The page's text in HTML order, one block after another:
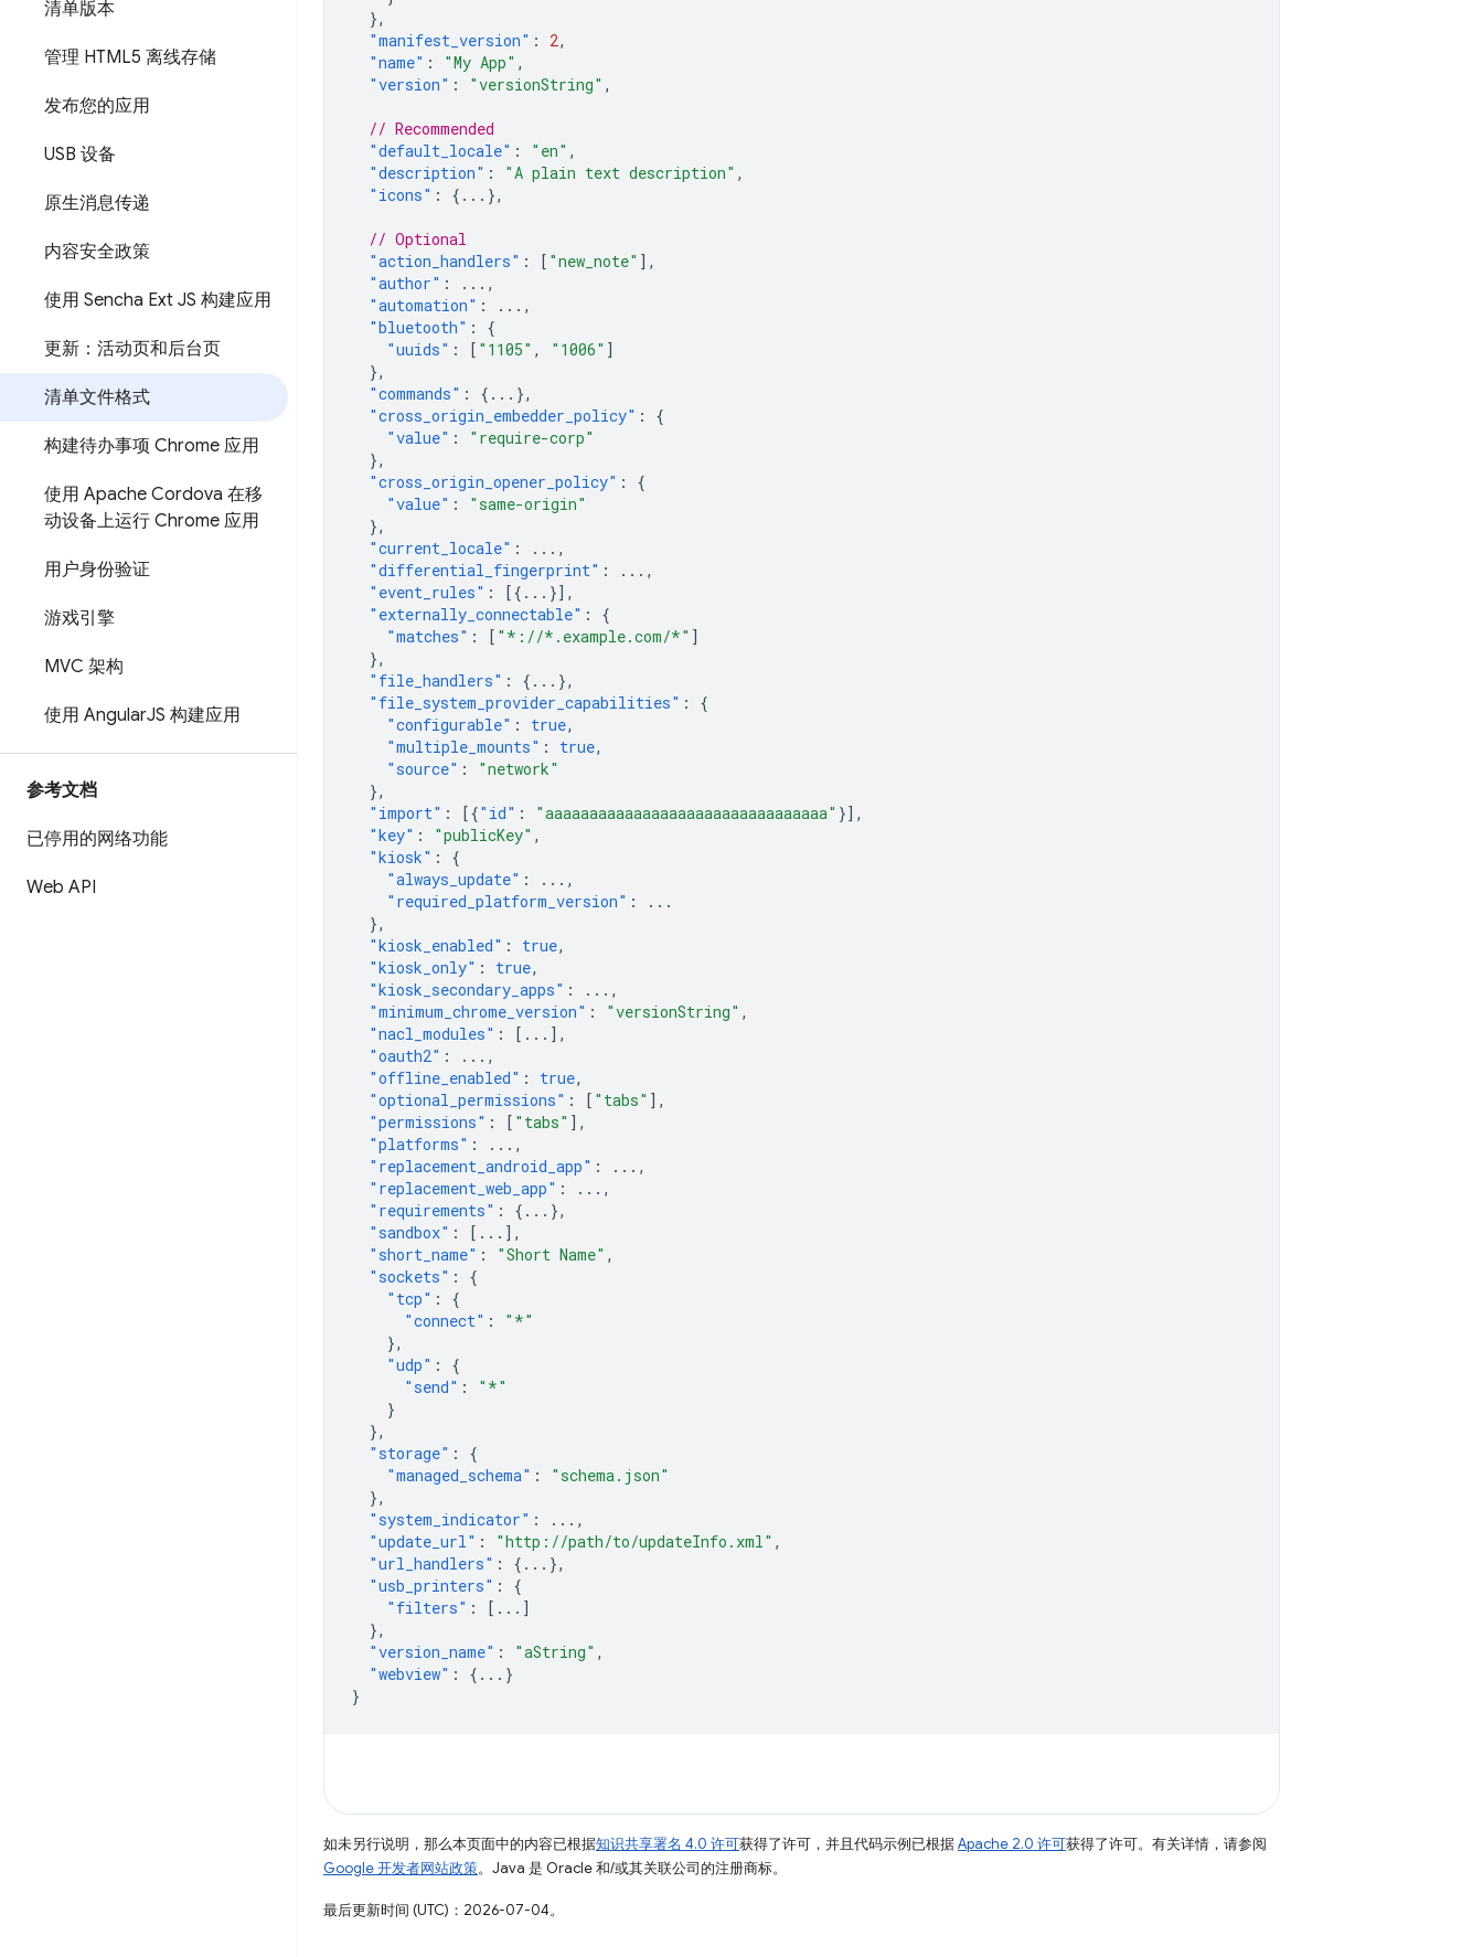
清单版本
管理 HTML5 离线存储
发布您的应用
USB 设备
原生消息传递
内容安全政策
使用 Sencha Ext JS 构建应用
更新：活动页和后台页
清单文件格式
构建待办事项 Chrome 应用
使用 Apache Cordova 在移
动设备上运行 Chrome 应用
用户身份验证
游戏引擎
MVC 架构
使用 AngularJS 构建应用
参考文档
已停用的网络功能
Web API
},
"manifest_version" : 2,
"name" : "My App" ,
"version" : "versionString" ,
// Recommended
"default_locale" : "en" ,
"description" : "A plain text description" ,
"icons" : { ... },
// Optional
"action_handlers" : [ "new_note" ],
"author" : ... ,
"automation" : ... ,
"bluetooth" :
{
"uuids" : [ "1105" , "1006" ]
},
"commands" : { ... },
"cross_origin_embedder_policy" :
{
"value" :
"require-corp"
},
"cross_origin_opener_policy" :
{
"value" :
"same-origin"
},
"current_locale" : ... ,
"differential_fingerprint" : ... ,
"event_rules" : [{ ... }],
"externally_connectable" :
{
"matches" : [ "*://*.example.com/*" ]
},
"file_handlers" : { ... },
"file_system_provider_capabilities" :
{
"configurable" : true,
"multiple_mounts" : true,
"source" :
"network"
},
"import" : [{"id" : "aaaaaaaaaaaaaaaaaaaaaaaaaaaaaaaa" }],
"key" : "publicKey" ,
"kiosk" :
{
"always_update" : ... ,
"required_platform_version" :
...
},
"kiosk_enabled" : true,
"kiosk_only" : true,
"kiosk_secondary_apps" : ... ,
"minimum_chrome_version" : "versionString" ,
"nacl_modules" : [ ... ],
"oauth2" : ... ,
"offline_enabled" : true,
"optional_permissions" : [ "tabs" ],
"permissions" : [ "tabs" ],
"platforms" : ... ,
"replacement_android_app" : ... ,
"replacement_web_app" : ... ,
"requirements" : { ... },
"sandbox" : [ ... ],
"short_name" : "Short Name" ,
"sockets" :
{
"tcp" :
{
"connect" :
"*"
},
"udp" :
{
"send" :
"*"
}
},
"storage" :
{
"managed_schema" :
"schema.json"
},
"system_indicator" : ... ,
"update_url" : "http://path/to/updateInfo.xml" ,
"url_handlers" : { ... },
"usb_printers" :
{
"filters" : [ ... ]
},
"version_name" : "aString" ,
"webview" : { ... }
}
如未另行说明，那么本页面中的内容已根据知识共享署名 4.0 许可获得了许可，并且代码示例已根据Apache 2.0 许可获得了许可。有关详情，请参阅
Google 开发者网站政策。Java 是 Oracle 和/或其关联公司的注册商标。
最后更新时间 (UTC)：2026-07-04。